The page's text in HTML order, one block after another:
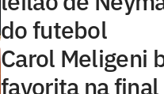
do futebol
Carol Meligeni
favorita na